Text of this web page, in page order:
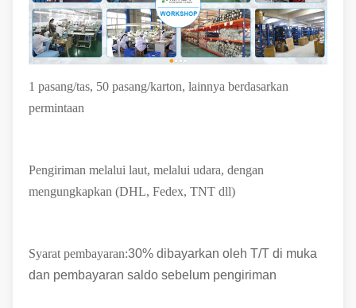
1 pasang/tas, 50 pasang/karton, lainnya berdasarkan
permintaan
Pengiriman melalui laut, melalui udara, dengan
mengungkapkan (DHL, Fedex, TNT dll)
Syarat pembayaran:30% dibayarkan oleh T/T di muka
dan pembayaran saldo sebelum pengiriman